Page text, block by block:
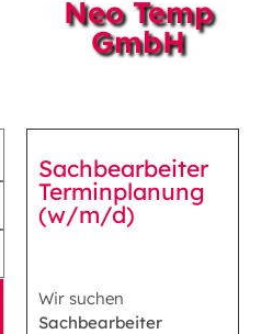
Neo Temp
GmbH
Sachbearbeiter
Terminplanung
(w/m/d)
Wir suchen
Sachbearbeiter